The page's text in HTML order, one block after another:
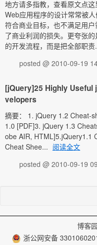
地方请多指教，查看原文点
Web应用程序的设计常常被
符合商业目标，也不满足用
了商业利润的损失。更夸张
的开发流程，而是把全部职责
posted @ 2010-09-19
[jQuery]25 Highly Useful
velopers
摘要： 1. jQuery 1.2 Cheat-
1.0 [PDF]3. jQuery 1.3
obe AIR, HTML]5.jQuery1.1
Cheat Shee... 阅读全文
posted @ 2010-09-19
博客园
浙公网安备